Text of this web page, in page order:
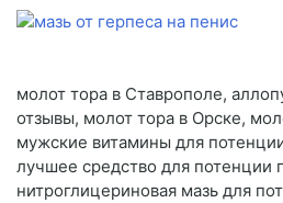
молот тора в Ставрополе,
отзывы, молот тора в Орске,
мужские витамины для
лучшее средство для потенции
нитроглицериновая мазь для